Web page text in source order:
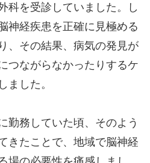
科を受診していました。し
神経疾患を正確に見極める
、その結果、病気の発見が
つながらなかったりするケ
ました。
勤務していた頃、そのよう
きたことで、地域で脳神経